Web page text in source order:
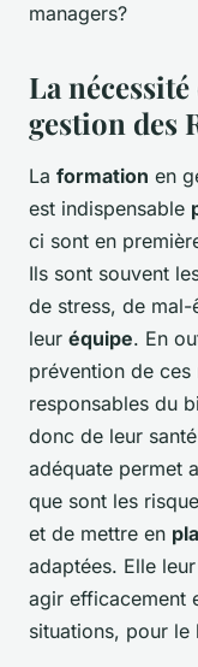
managers?
La
gestion des
La formation en
est indispensable
ci sont en
Ils sont souvent
de stress, de
leur équipe. En
prévention de
responsables du
donc de leur
adéquate permet
que sont les
et de mettre en
adaptées. Elle
agir efficacement
situations, pour le